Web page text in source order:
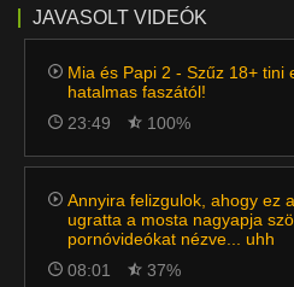
JAVASOLT VIDEÓK
Mia és Papi 2 - Szűz 18+ tini
hatalmas faszától!
23:49
100%
Annyira felizgulok, ahogy ez
ugratta a mosta nagyapja
pornóvideókat nézve... uhh
08:01
37%